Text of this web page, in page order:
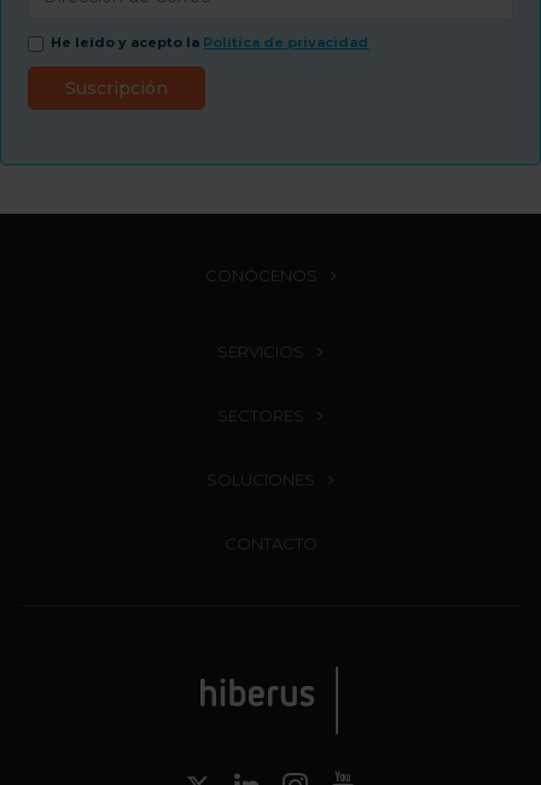
He leído y acepto la Política de privacidad
CONÓCENOS
SERVICIOS
SECTORES
SOLUCIONES
CONTACTO